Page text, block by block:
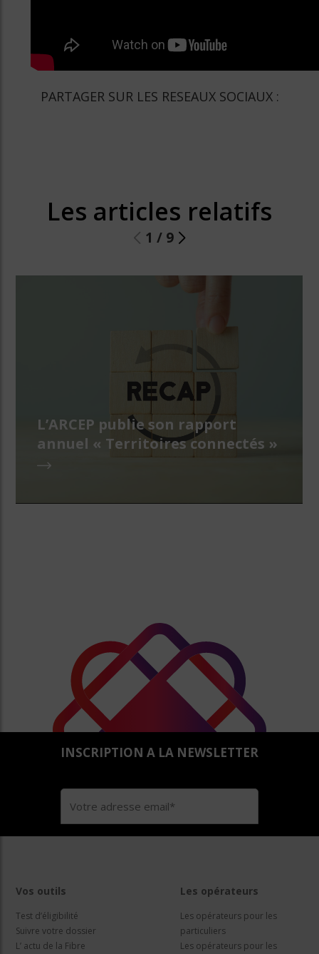
PARTAGER SUR LES RESEAUX SOCIAUX :
Les articles relatifs
1 / 9
L’ARCEP publie son rapport
annuel « Territoires connectés »
INSCRIPTION A LA NEWSLETTER
Vos outils
Test d’éligibilité
Suivre votre dossier
L’ actu de la Fibre
Les opérateurs
Les opérateurs pour les
particuliers
Les opérateurs pour les